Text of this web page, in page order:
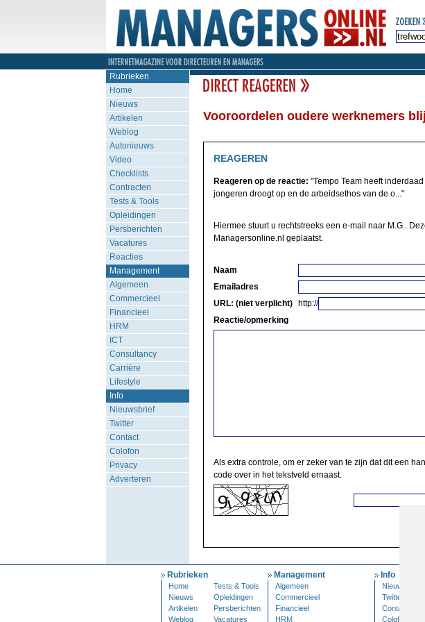
Rubrieken
Home
Nieuws
Artikelen
Weblog
Autonieuws
Video
Checklists
Contracten
Tests & Tools
Opleidingen
Persberichten
Vacatures
Reacties
Management
Algemeen
Commercieel
Financieel
HRM
ICT
Consultancy
Carrière
Lifestyle
Info
Nieuwsbrief
Twitter
Contact
Colofon
Privacy
Adverteren
Vooroordelen oudere werknemers
REAGEREN
Reageren op de reactie: "Tempo Team heeft
jongeren droogt op en de arbeidsethos van de o..."
Hiermee stuurt u rechtstreeks een e-mail naar M.G..
Managersonline.nl geplaatst.
Naam
Emailadres
URL: (niet verplicht)
http://
Reactie/opmerking
Als extra controle, om er zeker van te zijn dat dit een
code over in het tekstveld ernaast.
Rubrieken
Home
Tests & Tools
Nieuws
Opleidingen
Artikelen
Persberichten
Weblog
Vacatures
Management
Algemeen
Commercieel
Financieel
HRM
Info
Nieuwsbrief
Twitter
Contact
Colofon